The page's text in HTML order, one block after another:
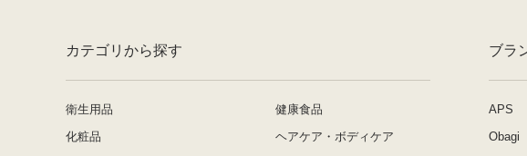
カテゴリから探す
衛生用品
健康食品
化粧品
ヘアケア・ボディケア
ブラ
APS
Obagi